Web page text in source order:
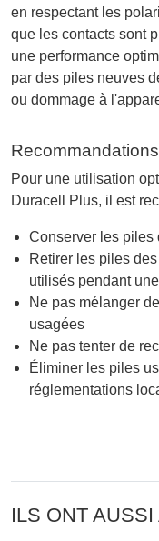
en respectant les
que les contacts sont
une performance
par des piles neuves
ou dommage à
Recommandations
Pour une utilisation
Duracell Plus, il est
Conserver les piles
Retirer les piles
utilisés pendant
Ne pas mélanger
usagées
Ne pas tenter de
Éliminer les piles
réglementations
ILS ONT